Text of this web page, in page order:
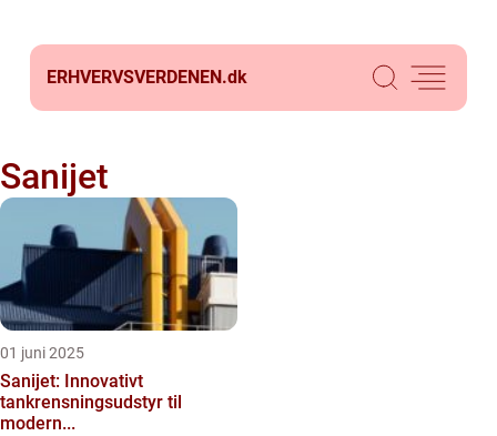
ERHVERVSVERDENEN.dk
Sanijet
01 juni 2025
Sanijet: Innovativt
tankrensningsudstyr til
modern...